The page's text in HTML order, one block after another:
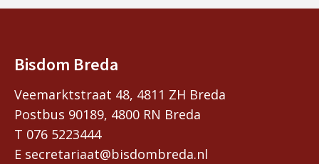
Bisdom Breda
Veemarktstraat 48, 4811 ZH Breda
Postbus 90189, 4800 RN Breda
T 076 5223444
E secretariaat@bisdombreda.nl